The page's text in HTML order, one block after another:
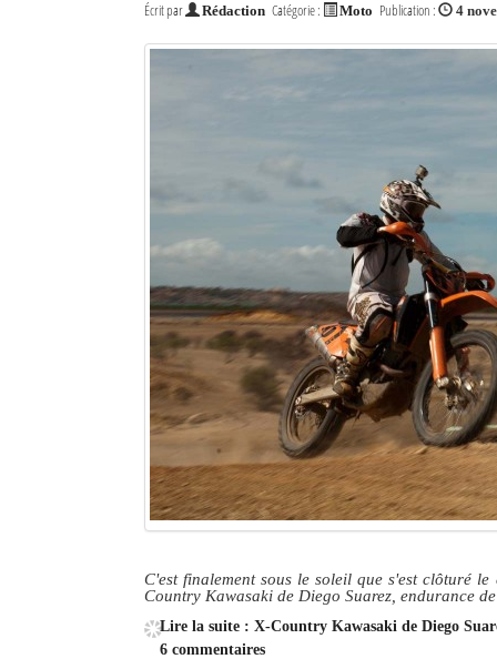
L'actualité du tourisme
Les Petites Annonces
La Tribune de Diego en PDF
Écrit par Rédaction Catégorie : Moto Publication : 4
C'est finalement sous le soleil que s'est clôturé
Country Kawasaki de Diego Suarez, endurance
Lire la suite : X-Country Kawasaki de Diego
6 commentaires